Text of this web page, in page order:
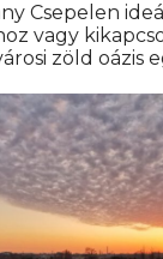
Csepelen
vagy
zöld oázis